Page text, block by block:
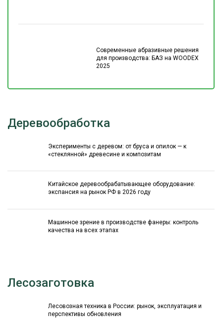
Современные абразивные решения
для производства: БАЗ на WOODEX
2025
Деревообработка
Эксперименты с деревом: от бруса и опилок — к
«стеклянной» древесине и композитам
Китайское деревообрабатывающее оборудование:
экспансия на рынок РФ в 2026 году
Машинное зрение в производстве фанеры: контроль
качества на всех этапах
Лесозаготовка
Лесовозная техника в России: рынок, эксплуатация и
перспективы обновления